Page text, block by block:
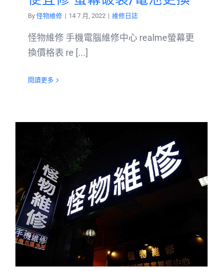
By 怪物維修 | 14 7 月, 2022 | 維修日誌
怪物維修 手機電腦維修中心 realme螢幕更
換價格表 re [...]
閱讀更多